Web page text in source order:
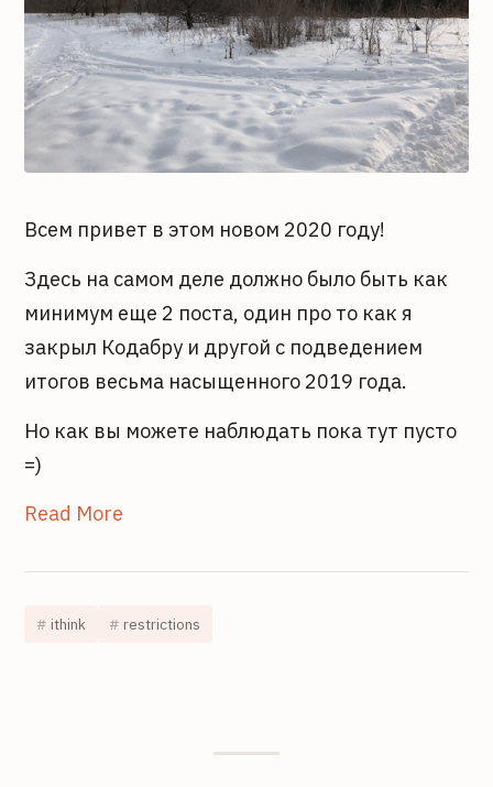
Всем привет в этом новом 2020 году!
Здесь на самом деле должно было быть как
минимум еще 2 поста, один про то как я
закрыл Кодабру и другой с подведением
итогов весьма насыщенного 2019 года.
Но как вы можете наблюдать пока тут пусто
=)
Read More
ithink restrictions